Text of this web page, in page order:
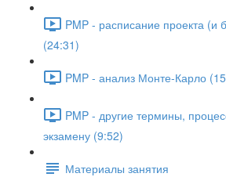
PMP - расписание проекта (и
(24:31)
PMP - анализ Монте-Карло
PMP - другие термины,
экзамену (9:52)
Материалы занятия